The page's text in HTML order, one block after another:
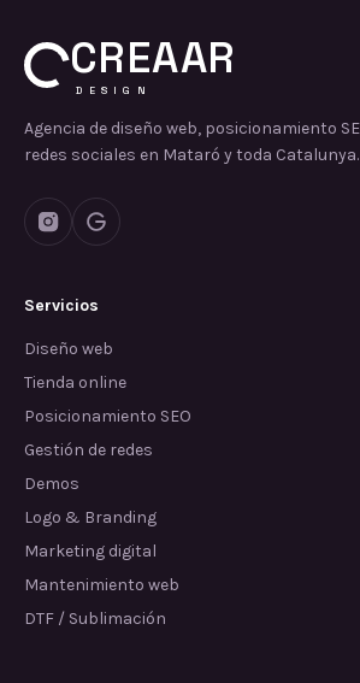
CREAAR
DESIGN
Agencia de diseño web, posicionamiento
redes sociales en Mataró y toda Catalunya.
Servicios
Diseño web
Tienda online
Posicionamiento SEO
Gestión de redes
Demos
Logo & Branding
Marketing digital
Mantenimiento web
DTF / Sublimación